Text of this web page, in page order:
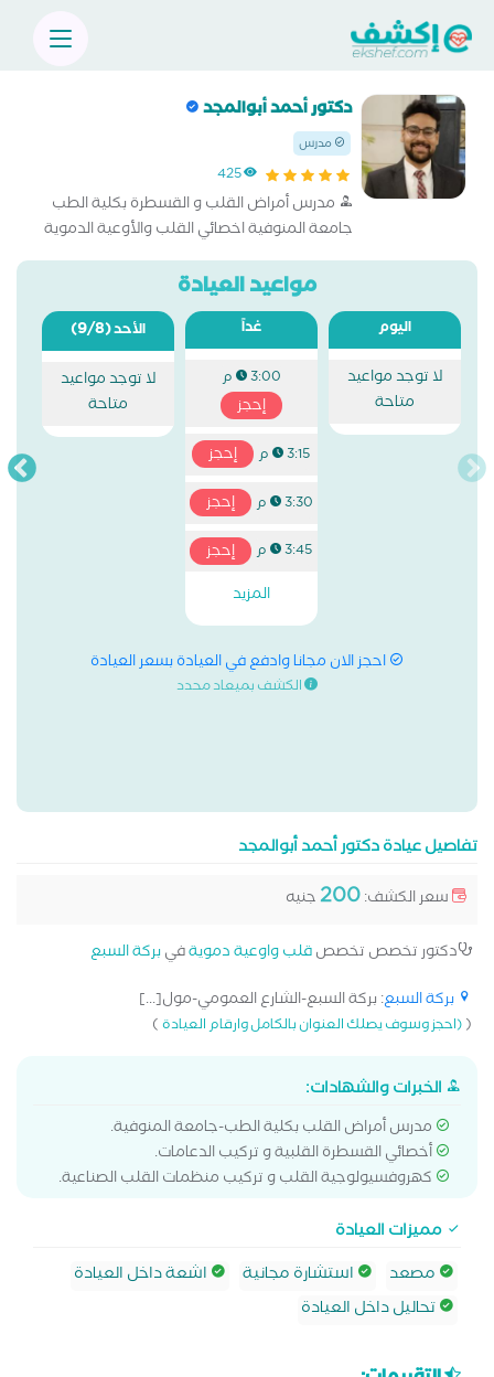
دكتور أحمد أبوالمجد
مدرس
425
مدرس أمراض القلب و القسطرة بكلية الطب
جامعة المنوفية اخصائي القلب والأوعية الدموية
والقسطرة بالمركز الطبي العالمي
مواعيد العيادة
اليوم
لا توجد مواعيد
متاحة
غداً
3:00 م
إحجز
3:15 م إحجز
3:30 م إحجز
3:45 م
إحجز
المزيد
الأحد(9/8)
لا توجد مواعيد
متاحة
احجز الان مجانا وادفع في العيادة بسعر العيادة
الكشف بميعاد محدد
تفاصيل عيادة دكتور أحمد أبوالمجد
سعر الكشف:200جنيه
دكتور تخصص تخصصقلب واوعية دمويةفيبركة السبع
بركة السبع: بركة السبع-الشارع العمومي-مول[...]
((احجز وسوف يصلك العنوان بالكامل وارقام العيادة)
الخبرات والشهادات:
مدرس أمراض القلب بكلية الطب-جامعة المنوفية.
أخصائي القسطرة القلبية و تركيب الدعامات.
كهروفسيولوجية القلب و تركيب منظمات القلب الصناعية.
مميزات العيادة
مصعد
استشارة مجانية
اشعة داخل العيادة
تحاليل داخل العيادة